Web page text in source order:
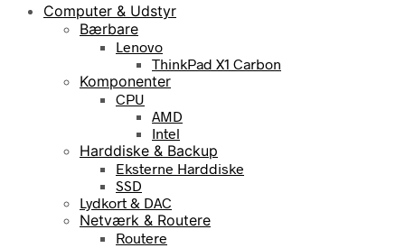
Computer & Udstyr
Bærbare
Lenovo
ThinkPad X1 Carbon
Komponenter
CPU
AMD
Intel
Harddiske & Backup
Eksterne Harddiske
SSD
Lydkort & DAC
Netværk & Routere
Routere